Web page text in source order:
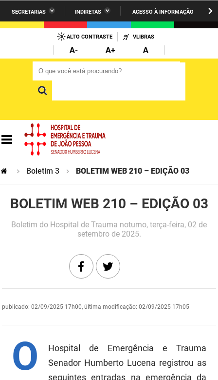
PARA
CONTEÚDO
SECRETARIAS INDIRETAS ACESSO À INFORMAÇÃO
Administração Penitenciária
Agricultura Familiar e Desenvolvimento do Semiárido
Casa Civil do Governador
Ciência, Tecnologia, Inovação e Ensino Superior
Comunicação Institucional
Controladoria Geral do Estado
Desenvolvimento e da Articulação Municipal
Secretaria de Governo
Infraestrutura e dos Recursos Hídricos
ARPB
Codata
Fapesq
ALTO CONTRASTE VLIBRAS
A- A+
A
O que você está procurando?
Boletim 3 BOLETIM WEB 210 – EDIÇÃO 03
BOLETIM WEB 210 – EDIÇÃO 03
publicado: 02/09/2025 17h00, última modificação: 02/09/2025 17h05
Boletim do Hospital de Trauma noturno, terça-feira, 02 de
setembro de 2025.
O
Hospital de Emergência e Trauma
Senador Humberto Lucena registrou as
seguintes entradas na emergência da